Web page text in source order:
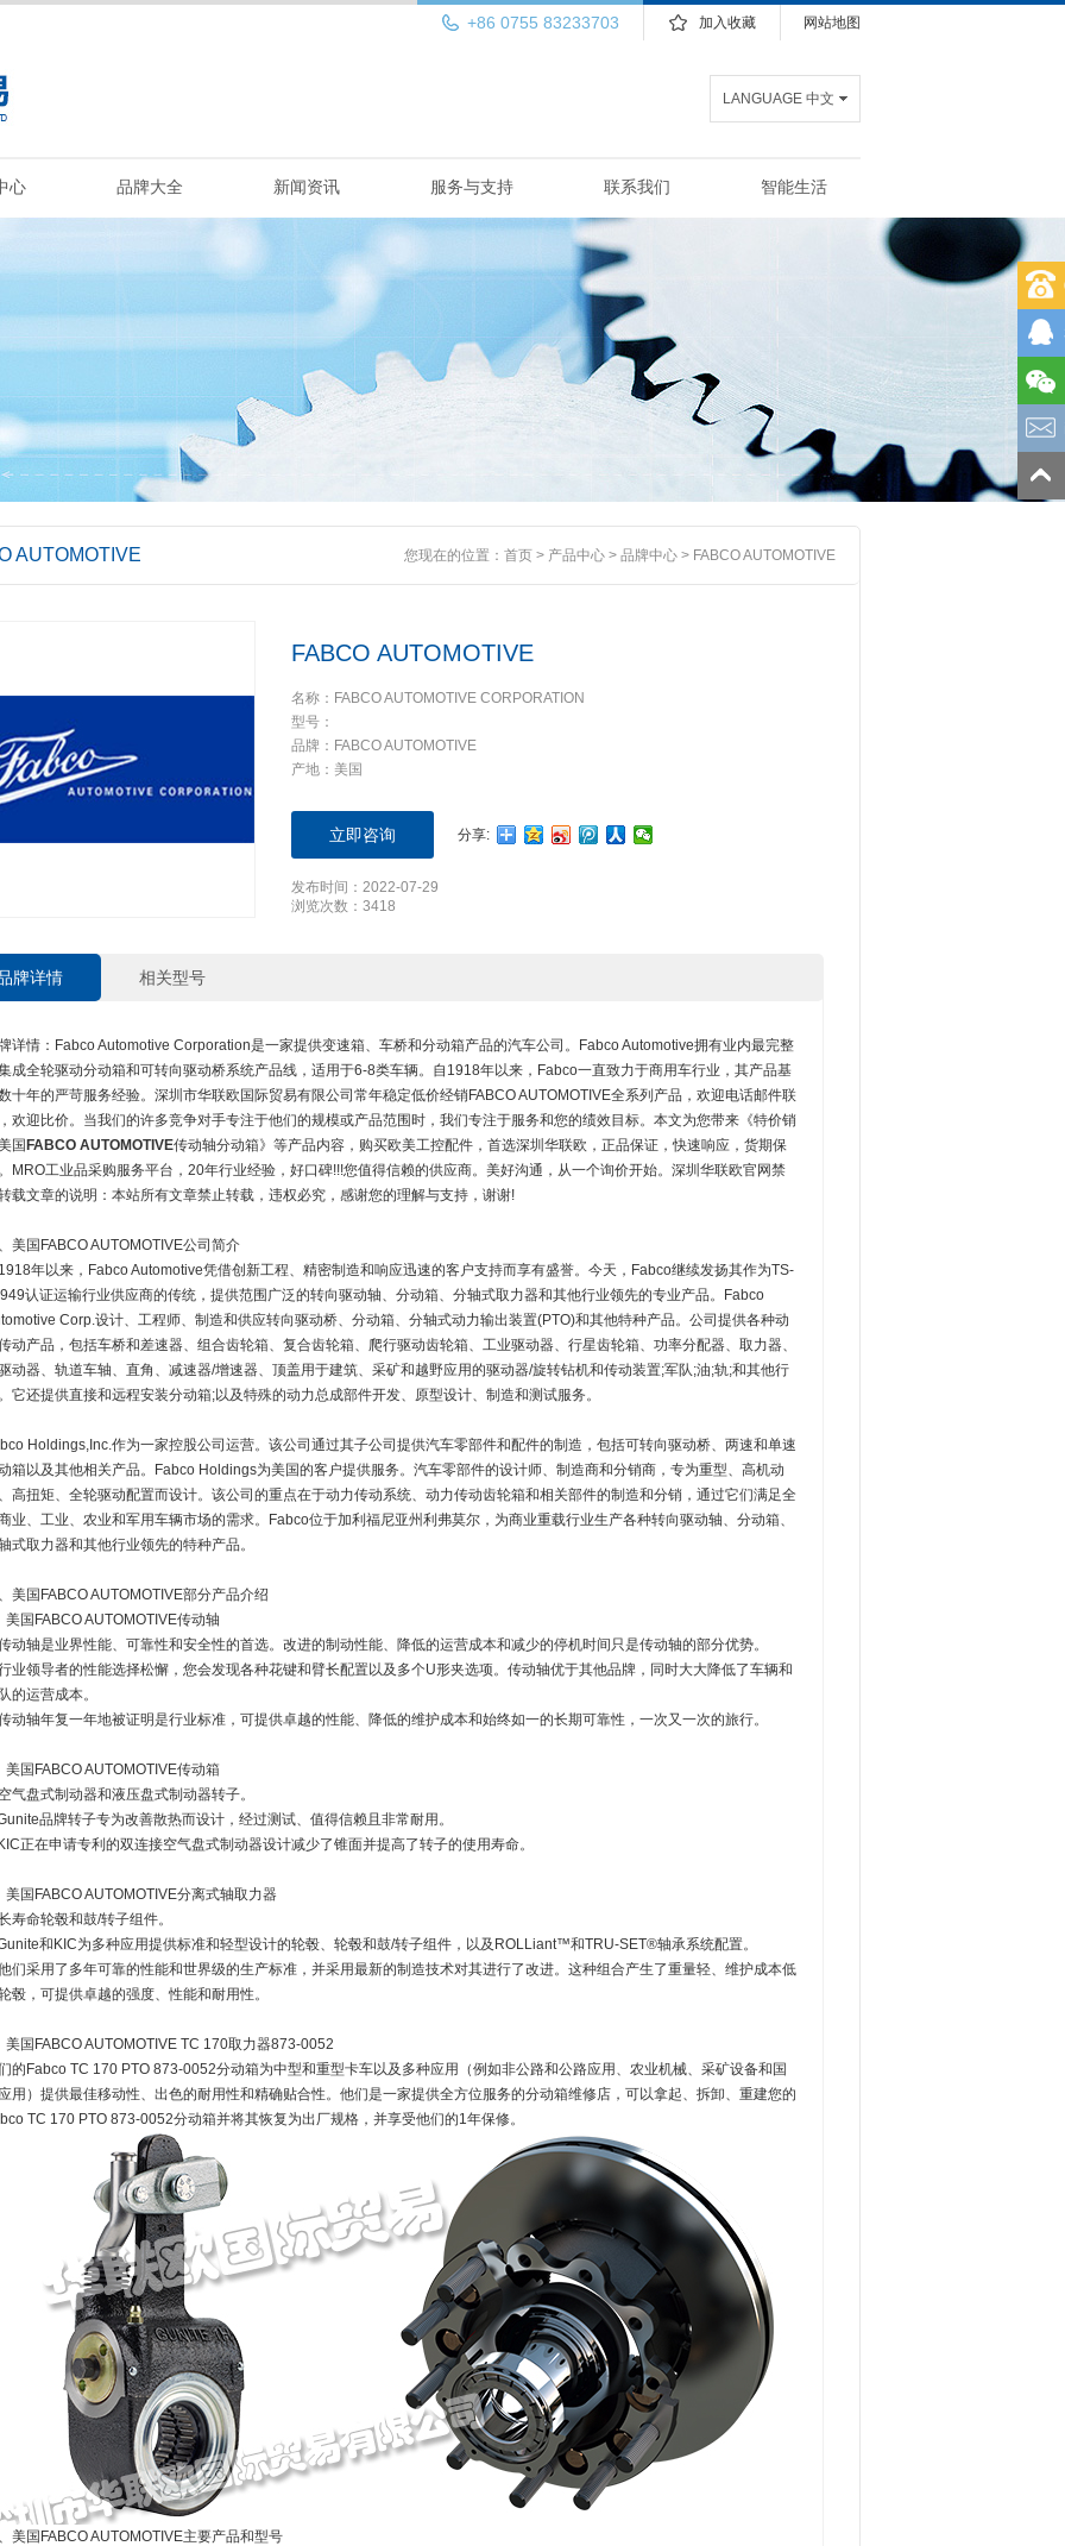
网站地图
加入收藏
+86 0755 83233703
LANGUAGE 中文
心 品牌大全 新闻资讯 服务与支持 联系我们 智能生活
AUTOMOTIVE 您现在的位置： 首页 > 产品中心 > 品牌中心 > FABCO AUTOMOTIVE
FABCO AUTOMOTIVE
名称：FABCO AUTOMOTIVE CORPORATION
型号：
品牌：FABCO AUTOMOTIVE
产地：美国
立即咨询 分享:
发布时间：2022-07-29
浏览次数：3418
牌详情 相关型号
详情：Fabco Automotive Corporation是一家提供变速箱、车桥和分动箱产品的汽车公司。Fabco Automotive拥有业内最完整
成全轮驱动分动箱和可转向驱动桥系统产品线，适用于6-8类车辆。自1918年以来，Fabco一直致力于商用车行业，其产品基
十年的严苛服务经验。深圳市华联欧国际贸易有限公司常年稳定低价经销FABCO AUTOMOTIVE全系列产品，欢迎电话邮件联
欢迎比价。当我们的许多竞争对手专注于他们的规模或产品范围时，我们专注于服务和您的绩效目标。本文为您带来《特价销
国 FABCO AUTOMOTIVE传动轴分动箱》等产品内容，购买欧美工控配件，首选深圳华联欧，正品保证，快速响应，货期保
MRO工业品采购服务平台，20年行业经验，好口碑!!!您值得信赖的供应商。美好沟通，从一个询价开始。深圳华联欧官网禁
载文章的说明：本站所有文章禁止转载，违权必究，感谢您的理解与支持，谢谢!
美国FABCO AUTOMOTIVE公司简介
年以来，Fabco Automotive凭借创新工程、精密制造和响应迅速的客户支持而享有盛誉。今天，Fabco继续发扬其作为TS-
认证运输行业供应商的传统，提供范围广泛的转向驱动轴、分动箱、分轴式取力器和其他行业领先的专业产品。Fabco
Corp.设计、工程师、制造和供应转向驱动桥、分动箱、分轴式动力输出装置(PTO)和其他特种产品。公司提供各种动
动产品，包括车桥和差速器、组合齿轮箱、复合齿轮箱、爬行驱动齿轮箱、工业驱动器、行星齿轮箱、功率分配器、取力器、
动器、轨道车轴、直角、减速器/增速器、顶盖用于建筑、采矿和越野应用的驱动器/旋转钻机和传动装置;军队;油;轨;和其他行
它还提供直接和远程安装分动箱;以及特殊的动力总成部件开发、原型设计、制造和测试服务。
Holdings,Inc.作为一家控股公司运营。该公司通过其子公司提供汽车零部件和配件的制造，包括可转向驱动桥、两速和单速
箱以及其他相关产品。Fabco Holdings为美国的客户提供服务。汽车零部件的设计师、制造商和分销商，专为重型、高机动
高扭矩、全轮驱动配置而设计。该公司的重点在于动力传动系统、动力传动齿轮箱和相关部件的制造和分销，通过它们满足全
业、工业、农业和军用车辆市场的需求。Fabco位于加利福尼亚州利弗莫尔，为商业重载行业生产各种转向驱动轴、分动箱、
式取力器和其他行业领先的特种产品。
美国FABCO AUTOMOTIVE部分产品介绍
美国FABCO AUTOMOTIVE传动轴
动轴是业界性能、可靠性和安全性的首选。改进的制动性能、降低的运营成本和减少的停机时间只是传动轴的部分优势。
业领导者的性能选择松懈，您会发现各种花键和臂长配置以及多个U形夹选项。传动轴优于其他品牌，同时大大降低了车辆和
的运营成本。
动轴年复一年地被证明是行业标准，可提供卓越的性能、降低的维护成本和始终如一的长期可靠性，一次又一次的旅行。
美国FABCO AUTOMOTIVE传动箱
气盘式制动器和液压盘式制动器转子。
品牌转子专为改善散热而设计，经过测试、值得信赖且非常耐用。
正在申请专利的双连接空气盘式制动器设计减少了锥面并提高了转子的使用寿命。
美国FABCO AUTOMOTIVE分离式轴取力器
寿命轮毂和鼓/转子组件。
和KIC为多种应用提供标准和轻型设计的轮毂、轮毂和鼓/转子组件，以及ROLLiant™和TRU-SET®轴承系统配置。
们采用了多年可靠的性能和世界级的生产标准，并采用最新的制造技术对其进行了改进。这种组合产生了重量轻、维护成本低
毂，可提供卓越的强度、性能和耐用性。
美国FABCO AUTOMOTIVE TC 170取力器873-0052
的Fabco TC 170 PTO 873-0052分动箱为中型和重型卡车以及多种应用（例如非公路和公路应用、农业机械、采矿设备和国
用）提供最佳移动性、出色的耐用性和精确贴合性。他们是一家提供全方位服务的分动箱维修店，可以拿起、拆卸、重建您的
TC 170 PTO 873-0052分动箱并将其恢复为出厂规格，并享受他们的1年保修。
美国FABCO AUTOMOTIVE主要产品和型号